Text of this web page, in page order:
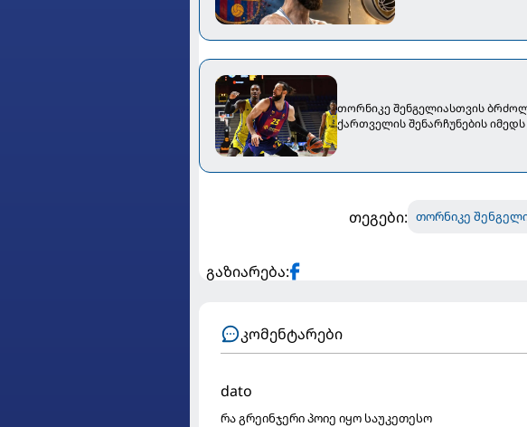
თორნიკე შენგელიასთვის
ქართველის შენარჩუნების
თეგები: თორნიკე
გაზიარება:
კომენტარები
dato
რა გრეინჯერი პოიე იყო საუკეთესო